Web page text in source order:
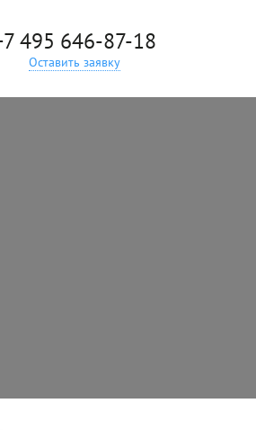
495 646-87-18
Оставить заявку